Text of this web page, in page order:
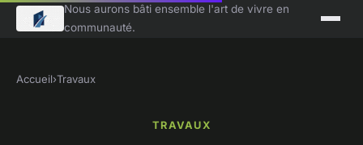
Nous aurons bâti ensemble l'art de vivre en
communauté.
Accueil›Travaux
TRAVAUX